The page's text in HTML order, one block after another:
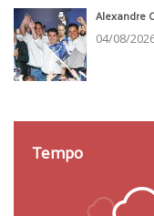
Alexandre
04/08/
Tempo